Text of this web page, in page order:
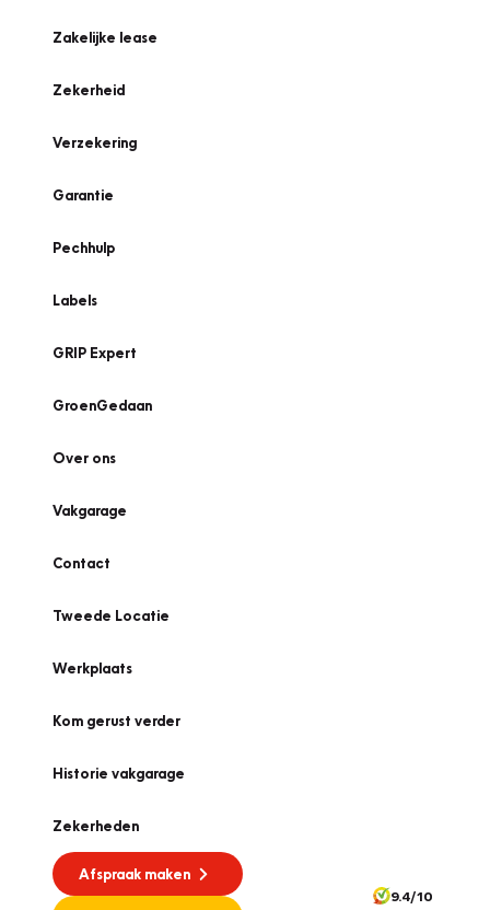
Zakelijke lease
Zekerheid
Verzekering
Garantie
Pechhulp
Labels
GRIP Expert
GroenGedaan
Over ons
Vakgarage
Contact
Tweede Locatie
Werkplaats
Kom gerust verder
Historie vakgarage
Zekerheden
Afspraak maken
9.4/10